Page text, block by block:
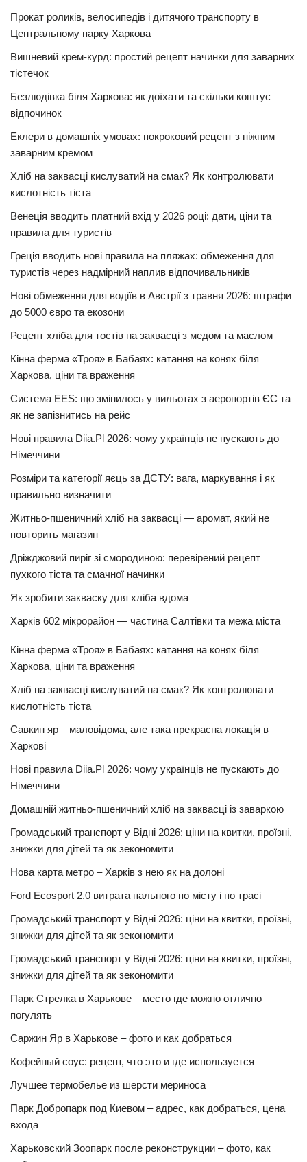
Прокат роликів, велосипедів і дитячого транспорту в
Центральному парку Харкова
Вишневий крем-курд: простий рецепт начинки для заварних
тістечок
Безлюдівка біля Харкова: як доїхати та скільки коштує
відпочинок
Еклери в домашніх умовах: покроковий рецепт з ніжним
заварним кремом
Хліб на заквасці кислуватий на смак? Як контролювати
кислотність тіста
Венеція вводить платний вхід у 2026 році: дати, ціни та
правила для туристів
Греція вводить нові правила на пляжах: обмеження для
туристів через надмірний наплив відпочивальників
Нові обмеження для водіїв в Австрії з травня 2026: штрафи
до 5000 євро та екозони
Рецепт хліба для тостів на заквасці з медом та маслом
Кінна ферма «Троя» в Бабаях: катання на конях біля
Харкова, ціни та враження
Система EES: що змінилось у вильотах з аеропортів ЄС та
як не запізнитись на рейс
Нові правила Diia.Pl 2026: чому українців не пускають до
Німеччини
Розміри та категорії яєць за ДСТУ: вага, маркування і як
правильно визначити
Житньо-пшеничний хліб на заквасці — аромат, який не
повторить магазин
Дріжджовий пиріг зі смородиною: перевірений рецепт
пухкого тіста та смачної начинки
Як зробити закваску для хліба вдома
Харків 602 мікрорайон — частина Салтівки та межа міста
Кінна ферма «Троя» в Бабаях: катання на конях біля
Харкова, ціни та враження
Хліб на заквасці кислуватий на смак? Як контролювати
кислотність тіста
Савкин яр – маловідома, але така прекрасна локація в
Харкові
Нові правила Diia.Pl 2026: чому українців не пускають до
Німеччини
Домашній житньо-пшеничний хліб на заквасці із заваркою
Громадський транспорт у Відні 2026: ціни на квитки, проїзні,
знижки для дітей та як зекономити
Нова карта метро – Харків з нею як на долоні
Ford Ecosport 2.0 витрата пального по місту і по трасі
Громадський транспорт у Відні 2026: ціни на квитки, проїзні,
знижки для дітей та як зекономити
Громадський транспорт у Відні 2026: ціни на квитки, проїзні,
знижки для дітей та як зекономити
Парк Стрелка в Харькове – место где можно отлично
погулять
Саржин Яр в Харькове – фото и как добраться
Кофейный соус: рецепт, что это и где используется
Лучшее термобелье из шерсти мериноса
Парк Добропарк под Киевом – адрес, как добраться, цена
входа
Харьковский Зоопарк после реконструкции – фото, как